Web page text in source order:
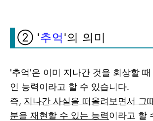
② '추억'의 의미
'추억'은 이미 지나간 것을 회상할
인 능력이라고 할 수 있습니다.
즉, 지나간 사실을 떠올려보면서 그
분을 재현할 수 있는 능력이라고 할